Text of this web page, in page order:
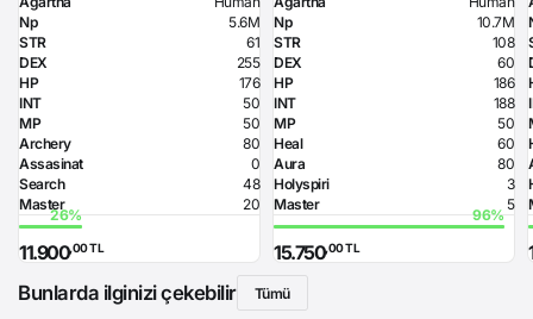
Np
5.6M
STR
61
DEX
255
HP
176
INT
50
MP
50
Archery
80
Assasinat
0
Search
48
Master
20
11.900,00 TL
Np
10.7M
STR
108
DEX
60
HP
186
INT
188
MP
50
Heal
60
Aura
80
Holyspiri
3
Master
5
15.750,00 TL
Bunlarda ilginizi çekebilir
Tümü